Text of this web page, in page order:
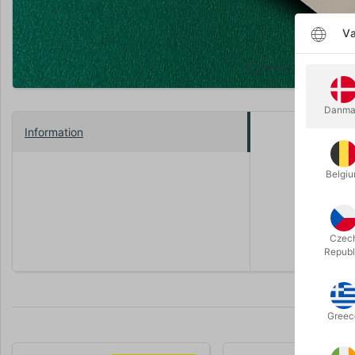
Forstør
Information
andre nu
Et meget
Komplet